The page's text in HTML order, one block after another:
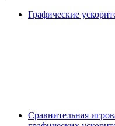
Графические
Сравнительная